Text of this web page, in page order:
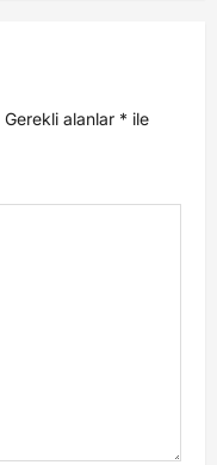
Gerekli alanlar * ile